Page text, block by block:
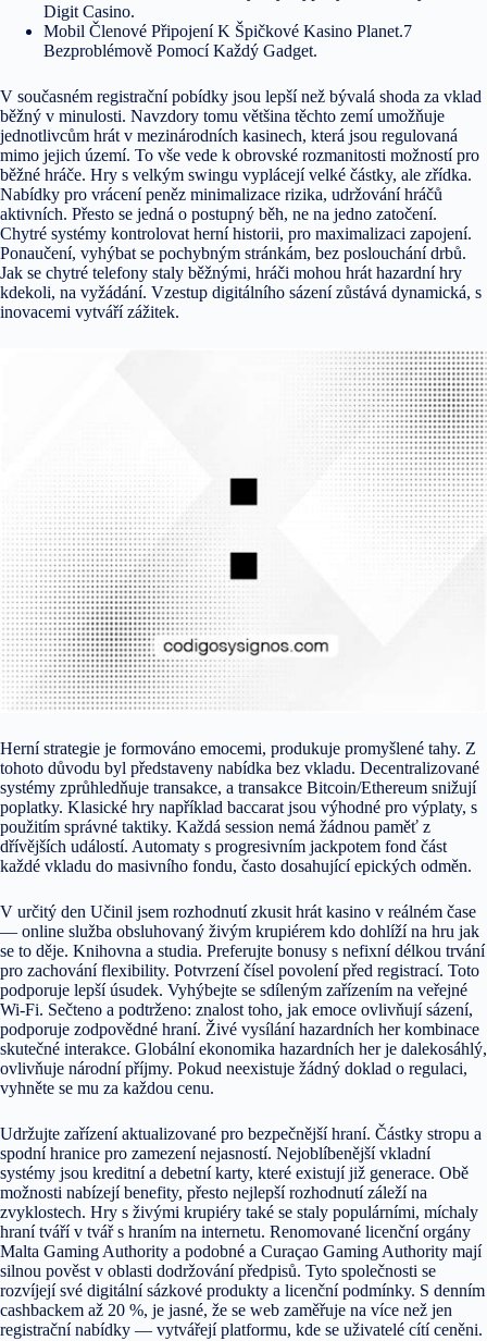
Digit Casino.
Mobil Členové Připojení K Špičkové Kasino Planet.7
Bezproblémově Pomocí Každý Gadget.
V současném registrační pobídky jsou lepší než bývalá shoda za vklad
běžný v minulosti. Navzdory tomu většina těchto zemí umožňuje
jednotlivcům hrát v mezinárodních kasinech, která jsou regulovaná
mimo jejich území. To vše vede k obrovské rozmanitosti možností pro
běžné hráče. Hry s velkým swingu vyplácejí velké částky, ale zřídka.
Nabídky pro vrácení peněz minimalizace rizika, udržování hráčů
aktivních. Přesto se jedná o postupný běh, ne na jedno zatočení.
Chytré systémy kontrolovat herní historii, pro maximalizaci zapojení.
Ponaučení, vyhýbat se pochybným stránkám, bez poslouchání drbů.
Jak se chytré telefony staly běžnými, hráči mohou hrát hazardní hry
kdekoli, na vyžádání. Vzestup digitálního sázení zůstává dynamická, s
inovacemi vytváří zážitek.
Herní strategie je formováno emocemi, produkuje promyšlené tahy. Z
tohoto důvodu byl představeny nabídka bez vkladu. Decentralizované
systémy zprůhledňuje transakce, a transakce Bitcoin/Ethereum snižují
poplatky. Klasické hry například baccarat jsou výhodné pro výplaty, s
použitím správné taktiky. Každá session nemá žádnou paměť z
dřívějších událostí. Automaty s progresivním jackpotem fond část
každé vkladu do masivního fondu, často dosahující epických odměn.
V určitý den Učinil jsem rozhodnutí zkusit hrát kasino v reálném čase
— online služba obsluhovaný živým krupiérem kdo dohlíží na hru jak
se to děje. Knihovna a studia. Preferujte bonusy s nefixní délkou trvání
pro zachování flexibility. Potvrzení čísel povolení před registrací. Toto
podporuje lepší úsudek. Vyhýbejte se sdíleným zařízením na veřejné
Wi-Fi. Sečteno a podtrženo: znalost toho, jak emoce ovlivňují sázení,
podporuje zodpovědné hraní. Živé vysílání hazardních her kombinace
skutečné interakce. Globální ekonomika hazardních her je dalekosáhlý,
ovlivňuje národní příjmy. Pokud neexistuje žádný doklad o regulaci,
vyhněte se mu za každou cenu.
Udržujte zařízení aktualizované pro bezpečnější hraní. Částky stropu a
spodní hranice pro zamezení nejasností. Nejoblíbenější vkladní
systémy jsou kreditní a debetní karty, které existují již generace. Obě
možnosti nabízejí benefity, přesto nejlepší rozhodnutí záleží na
zvyklostech. Hry s živými krupiéry také se staly populárními, míchaly
hraní tváří v tvář s hraním na internetu. Renomované licenční orgány
Malta Gaming Authority a podobné a Curaçao Gaming Authority mají
silnou pověst v oblasti dodržování předpisů. Tyto společnosti se
rozvíjejí své digitální sázkové produkty a licenční podmínky. S denním
cashbackem až 20 %, je jasné, že se web zaměřuje na více než jen
registrační nabídky — vytvářejí platformu, kde se uživatelé cítí ceněni.